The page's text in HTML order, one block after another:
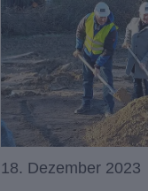
18. Dezember 2023